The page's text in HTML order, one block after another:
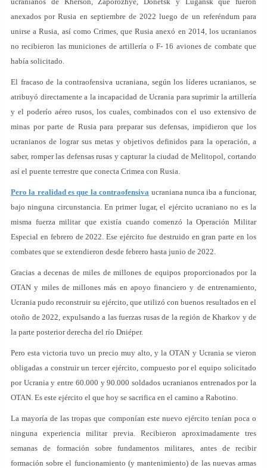
anexados por Rusia en septiembre de 2022 luego de un referéndum para
unirse a Rusia, así como Crimes, que Rusia anexó en 2014, los ucranianos
no recibieron las municiones de artillería o F- 16 aviones de combate que
había solicitado.
El fracaso de la contraofensiva ucraniana, según los líderes ucranianos, se
atribuyó directamente a la incapacidad de Ucrania para suprimir la artillería
y el poderío aéreo rusos, los cuales, combinados con el uso extensivo de
minas por parte de Rusia para preparar sus defensas, impidieron que los
ucranianos de lograr sus metas y objetivos definidos para la operación, a
saber, romper las defensas rusas y capturar la ciudad de Melitopol, cortando
así el puente terrestre que conecta Crimea con Rusia.
Pero la realidad es que la contraofensiva ucraniana nunca iba a funcionar,
bajo ninguna circunstancia. En primer lugar, el ejército ucraniano no es la
misma fuerza militar que existía cuando comenzó la Operación Militar
Especial en febrero de 2022. Ese ejército fue destruido en gran parte en los
combates que se extendieron desde febrero hasta junio de 2022.
Gracias a decenas de miles de millones de equipos proporcionados por la
OTAN y miles de millones más en apoyo financiero y de entrenamiento,
Ucrania pudo reconstruir su ejército, que utilizó con buenos resultados en el
otoño de 2022, expulsando a las fuerzas rusas de la región de Kharkov y de
la parte posterior derecha del río Dniéper.
Pero esta victoria tuvo un precio muy alto, y la OTAN y Ucrania se vieron
obligadas a construir un tercer ejército, compuesto por el equipo solicitado
por Ucrania y entre 60.000 y 90.000 soldados ucranianos entrenados por la
OTAN. Es este ejército el que hoy se sacrifica en el camino a Rabotino.
La mayoría de las tropas que componían este nuevo ejército tenían poca o
ninguna experiencia militar previa. Recibieron aproximadamente tres
semanas de formación sobre fundamentos militares, antes de recibir
formación sobre el funcionamiento (y mantenimiento) de las nuevas armas